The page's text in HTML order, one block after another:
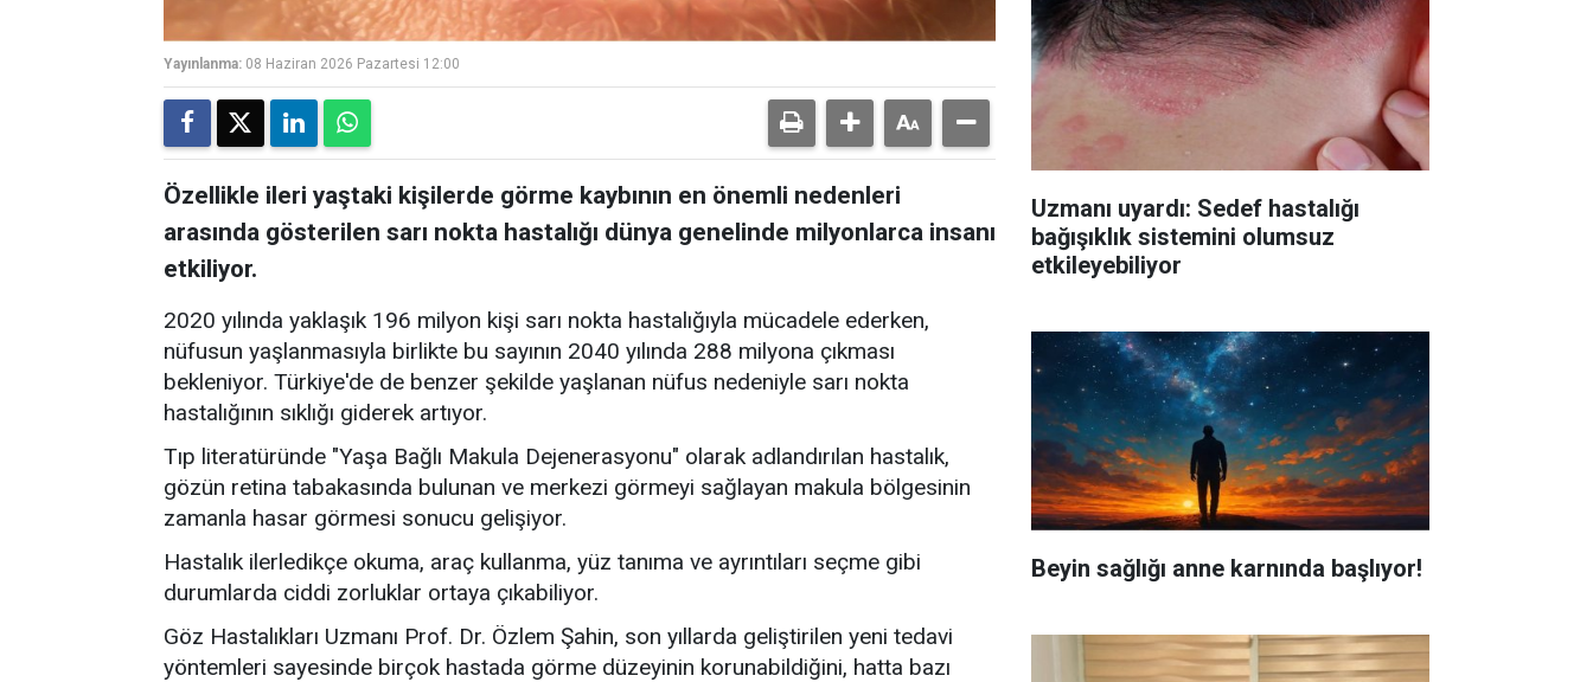
Yayınlanma: 08 Haziran 2026 Pazartesi 12:00
Özellikle ileri yaştaki kişilerde görme kaybının en önemli nedenleri
arasında gösterilen sarı nokta hastalığı dünya genelinde milyonlarca insanı
etkiliyor.
2020 yılında yaklaşık 196 milyon kişi sarı nokta hastalığıyla mücadele ederken,
nüfusun yaşlanmasıyla birlikte bu sayının 2040 yılında 288 milyona çıkması
bekleniyor. Türkiye'de de benzer şekilde yaşlanan nüfus nedeniyle sarı nokta
hastalığının sıklığı giderek artıyor.
Tıp literatüründe "Yaşa Bağlı Makula Dejenerasyonu" olarak adlandırılan hastalık,
gözün retina tabakasında bulunan ve merkezi görmeyi sağlayan makula bölgesinin
zamanla hasar görmesi sonucu gelişiyor.
Hastalık ilerledikçe okuma, araç kullanma, yüz tanıma ve ayrıntıları seçme gibi
durumlarda ciddi zorluklar ortaya çıkabiliyor.
Göz Hastalıkları Uzmanı Prof. Dr. Özlem Şahin, son yıllarda geliştirilen yeni tedavi
yöntemleri sayesinde birçok hastada görme düzeyinin korunabildiğini, hatta bazı
Uzmanı uyardı: Sedef hastalığı
bağışıklık sistemini olumsuz
etkileyebiliyor
Beyin sağlığı anne karnında başlıyor!